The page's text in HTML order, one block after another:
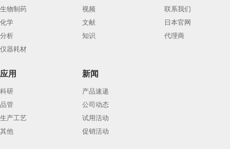
生物制药
化学
分析
仪器耗材
视频
文献
知识
联系我们
日本官网
代理商
应用
科研
品管
生产工艺
其他
新闻
产品速递
公司动态
试用活动
促销活动